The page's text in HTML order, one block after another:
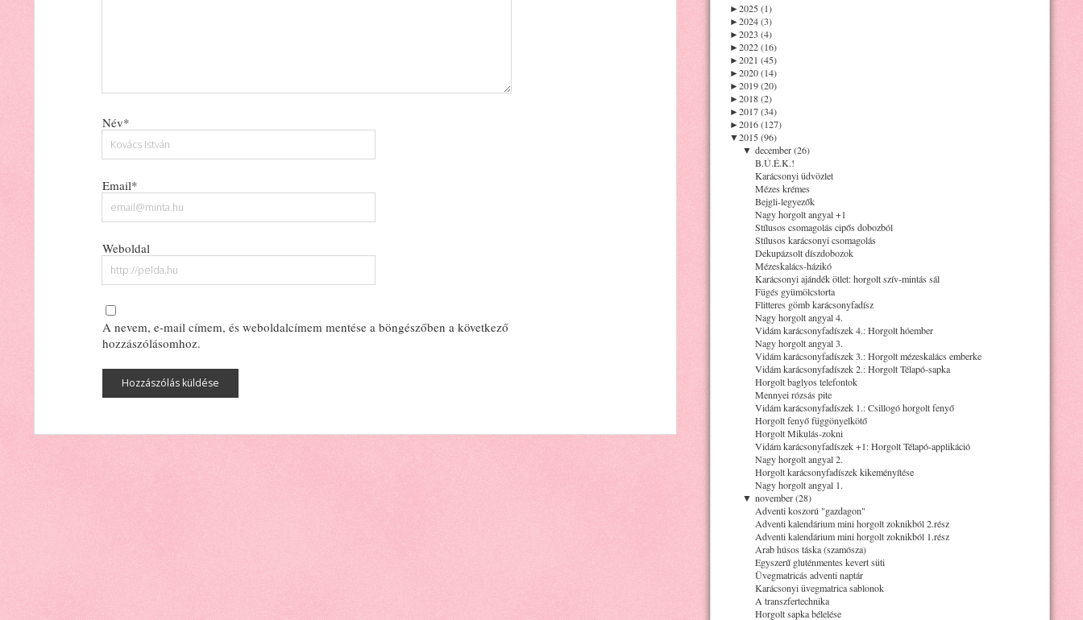
Név*
Email*
Weboldal
A nevem, e-mail címem, és weboldalcímem mentése a böngészőben a következő
hozzászólásomhoz.
►2025 (1)
►2024 (3)
►2023 (4)
►2022 (16)
►2021 (45)
►2020 (14)
►2019 (20)
►2018 (2)
►2017 (34)
►2016 (127)
▼2015 (96)
▼ december (26)
B.Ú.É.K.!
Karácsonyi üdvözlet
Mézes krémes
Bejgli-legyezők
Nagy horgolt angyal +1
Stílusos csomagolás cipős dobozból
Stílusos karácsonyi csomagolás
Dekupázsolt díszdobozok
Mézeskalács-házikó
Karácsonyi ajándék ötlet: horgolt szív-mintás sál
Fügés gyümölcstorta
Flitteres gömb karácsonyfadísz
Nagy horgolt angyal 4.
Vidám karácsonyfadíszek 4.: Horgolt hóember
Nagy horgolt angyal 3.
Vidám karácsonyfadíszek 3.: Horgolt mézeskalács emberke
Vidám karácsonyfadíszek 2.: Horgolt Télapó-sapka
Horgolt baglyos telefontok
Mennyei rózsás pite
Vidám karácsonyfadíszek 1.: Csillogó horgolt fenyő
Horgolt fenyő függönyelkötő
Horgolt Mikulás-zokni
Vidám karácsonyfadíszek +1: Horgolt Télapó-applikáció
Nagy horgolt angyal 2.
Horgolt karácsonyfadíszek kikeményítése
Nagy horgolt angyal 1.
▼ november (28)
Adventi koszorú "gazdagon"
Adventi kalendárium mini horgolt zoknikból 2.rész
Adventi kalendárium mini horgolt zoknikból 1.rész
Arab húsos táska (szamósza)
Egyszerű gluténmentes kevert süti
Üvegmatricás adventi naptár
Karácsonyi üvegmatrica sablonok
A transzfertechnika
Horgolt sapka bélelése